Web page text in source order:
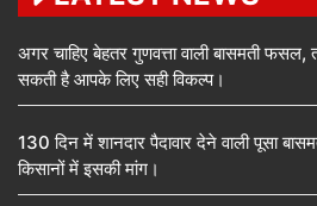
अगर चाहिए बेहतर गुणवत्ता वाली बासमती फसल,
सकती है आपके लिए सही विकल्प।
130 दिन में शानदार पैदावार देने वाली पूसा
किसानों में इसकी मांग।